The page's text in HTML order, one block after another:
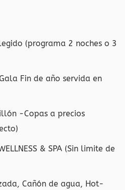
(programa 2 noches o 3
Fin de año servida en
-Copas a precios
& SPA (Sin limite de
Cañón de agua, Hot-